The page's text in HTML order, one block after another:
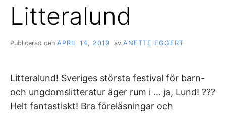
Litteralund
Publicerad den APRIL 14, 2019 av ANETTE EGGERT
Litteralund! Sveriges största festival för barn-
och ungdomslitteratur äger rum i … ja, Lund! ???
Helt fantastiskt! Bra föreläsningar och